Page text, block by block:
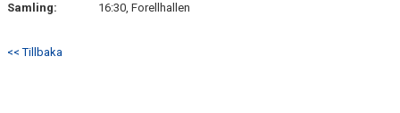
Samling:
16:30, Forellhallen
<< Tillbaka